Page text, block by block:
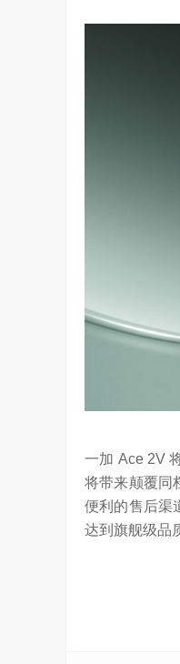
一加 Ace 2V
将带来颠覆同
便利的售后渠
达到旗舰级品